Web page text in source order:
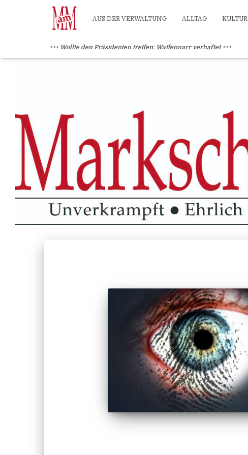
AUS DER VERWALTUNG ALLTAG KULTUR
+++ Wollte den Präsidenten treffen: Waffennarr verhaftet +++